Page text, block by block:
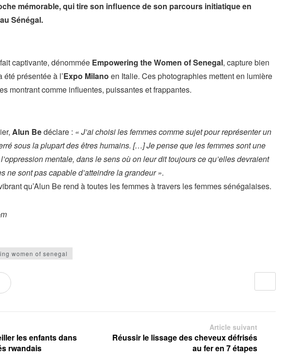
mémorable, qui tire son influence de son parcours initiatique en
Sénégal.
captivante, dénommée Empowering the Women of Senegal, capture bien
présentée à l’Expo Milano en Italie. Ces photographies mettent en lumière
montrant comme influentes, puissantes et frappantes.
Alun Bedéclare : « J’ai choisi les femmes comme sujet pour représenter un
sous la plupart des êtres humains. […] Je pense que les femmes sont une
mentale, dans le sens où on leur dit toujours ce qu’elles devraient
ne sont pas capable d’atteindre la grandeur ».
qu’Alun Be rend à toutes les femmes à travers les femmes sénégalaises.
women of senegal
les enfants dans
rwandais
Article suivant
Réussir le lissage des cheveux défrisés
au fer en 7 étapes